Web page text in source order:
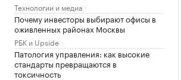
Технологии и медиа
Почему инвесторы выбирают офисы в
оживленных районах Москвы
РБК и Upside
Патология управления: как высокие
стандарты превращаются в
токсичность